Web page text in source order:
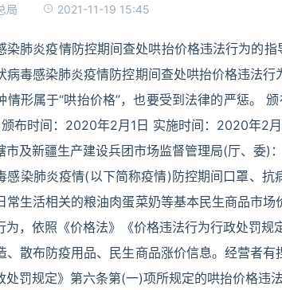
局 2021-11-19 15:45
染肺炎疫情防控期间查处哄抬价格违法行为的
病毒感染肺炎疫情防控期间查处哄抬价格违法
情形属于“哄抬价格”，也要受到法律的严惩。
布时间：2020年2月1日 实施时间：2020年2
及新疆生产建设兵团市场监督管理局(厅、委)：
感染肺炎疫情(以下简称疫情)防控期间口罩、
常生活相关的粮油肉蛋菜奶等基本民生商品市
，依照《价格法》《价格违法行为行政处罚规
、散布防疫用品、民生商品涨价信息。经营者
处罚规定》第六条第(一)项所规定的哄抬价格违法